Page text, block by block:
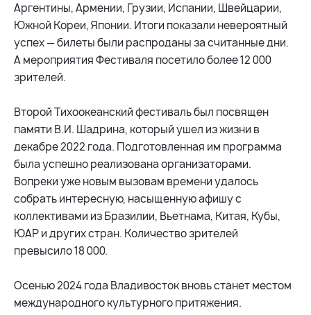
Аргентины, Армении, Грузии, Испании, Швейцарии,
Южной Кореи, Японии. Итоги показали невероятный
успех — билеты были распроданы за считанные дни.
А мероприятия Фестиваля посетило более 12 000
зрителей.
Второй Тихоокеанский фестиваль был посвящен
памяти В.И. Шадрина, который ушел из жизни в
декабре 2022 года. Подготовленная им программа
была успешно реализована организаторами.
Вопреки уже новым вызовам времени удалось
собрать интересную, насыщенную афишу с
коллективами из Бразилии, Вьетнама, Китая, Кубы,
ЮАР и других стран. Количество зрителей
превысило 18 000.
Осенью 2024 года Владивосток вновь станет местом
международного культурного притяжения.